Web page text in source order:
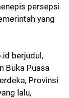
persepsi
yang
berjudul,
Buka Puasa
Provinsi
lalu,